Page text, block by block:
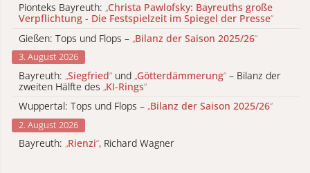
Pionteks Bayreuth: „Christa Pawlofsky: Bayreuths große
Verpflichtung - Die Festspielzeit im Spiegel der Presse“
Gießen: Tops und Flops – „Bilanz der Saison 2025/26“
3. August 2026
Bayreuth: „Siegfried“ und „Götterdämmerung“ – Bilanz der
zweiten Hälfte des „KI-Rings“
Wuppertal: Tops und Flops – „Bilanz der Saison 2025/26“
2. August 2026
Bayreuth: „Rienzi“, Richard Wagner